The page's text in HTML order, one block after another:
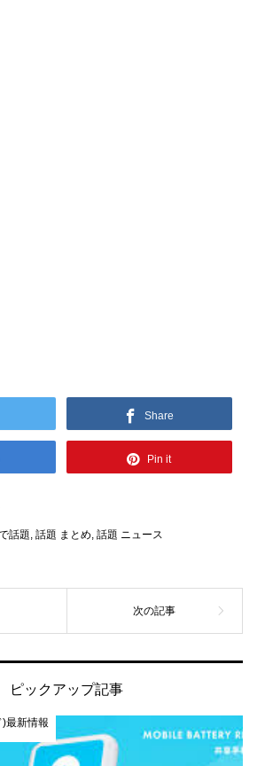
Share
Pin it
話題, 話題 まとめ, 話題 ニュース
ピックアップ記事
最新情報